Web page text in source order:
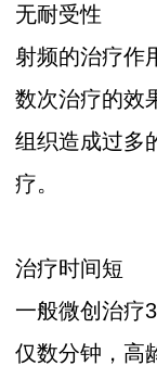
无耐受性
射频的治疗作
数次治疗的效
组织造成过多
疗。
治疗时间短
一般微创治疗
仅数分钟，高